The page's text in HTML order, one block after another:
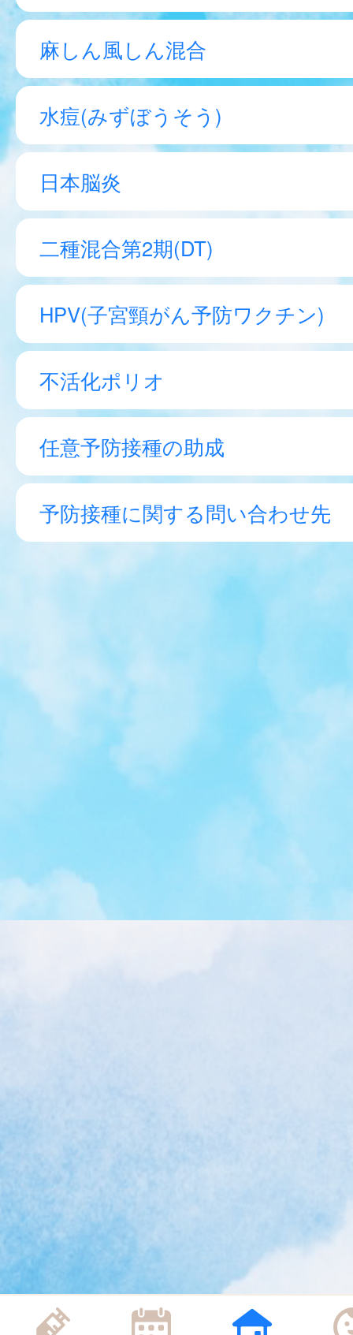
麻しん風しん混合
水痘(みずぼうそう)
日本脳炎
二種混合第2期(DT)
HPV(子宮頸がん予防ワクチン)
不活化ポリオ
任意予防接種の助成
予防接種に関する問い合わせ先